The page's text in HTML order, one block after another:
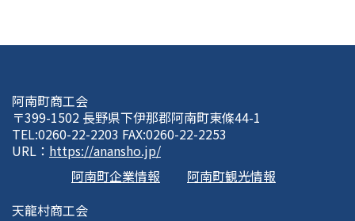
阿南町商工会
〒399-1502 長野県下伊那郡阿南町東條44-1
TEL:0260-22-2203 FAX:0260-22-2253
URL： https://anansho.jp/
阿南町企業情報
阿南町観光情報
天龍村商工会